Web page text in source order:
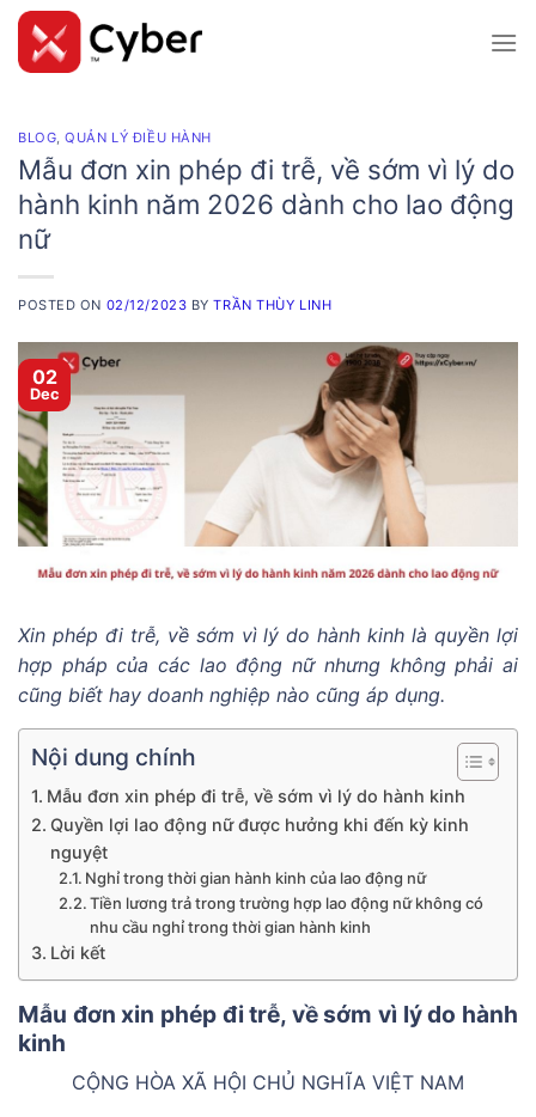
Skip
content
BLOG,QUẢN LÝ ĐIỀU HÀNH
Mẫu đơn xin phép đi trễ, về sớm vì lý do
hành kinh năm 2026 dành cho lao động
nữ
POSTED ON 02/12/2023 BYTRẦN THÙY LINH
02
Dec
Xin phép đi trễ, về sớm vì lý do hành kinh là quyền lợi
hợp pháp của các lao động nữ nhưng không phải ai
cũng biết hay doanh nghiệp nào cũng áp dụng.
Nội dung chính
Mẫu đơn xin phép đi trễ, về sớm vì lý do hành kinh
Quyền lợi lao động nữ được hưởng khi đến kỳ kinh
nguyệt
Nghỉ trong thời gian hành kinh của lao động nữ
Tiền lương trả trong trường hợp lao động nữ không có
nhu cầu nghỉ trong thời gian hành kinh
Lời kết
Mẫu đơn xin phép đi trễ, về sớm vì lý do hành
kinh
CỘNG HÒA XÃ HỘI CHỦ NGHĨA VIỆT NAM